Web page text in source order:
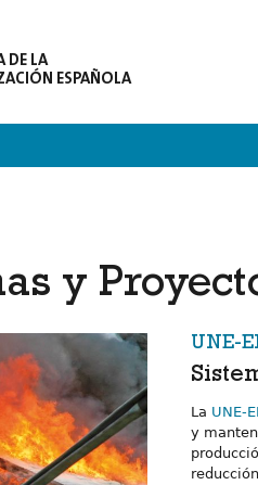
DE LA
ESPAÑOLA
y
UNE-
La UNE-
y